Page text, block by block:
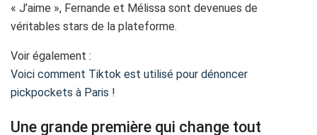
« J’aime », Fernande et Mélissa sont devenues de
véritables stars de la plateforme.
Voir également :
Voici comment Tiktok est utilisé pour dénoncer
pickpockets à Paris !
Une grande première qui change tout